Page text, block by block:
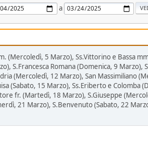
a
(Mercoledì, 5 Marzo), Ss.Vittorino e Bassa
S.Francesca Romana (Domenica, 9
(Mercoledì, 12 Marzo), San Massimiliano
(Sabato, 15 Marzo), Ss.Eriberto e Colomba
fr. (Martedì, 18 Marzo), S.Giuseppe
21 Marzo), S.Benvenuto (Sabato, 22